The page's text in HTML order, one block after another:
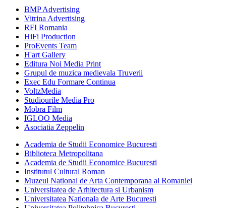
BMP Advertising
Vitrina Advertising
RFI Romania
HiFi Production
ProEvents Team
H'art Gallery
Editura Noi Media Print
Grupul de muzica medievala Truverii
Exec Edu Formare Continua
VoltzMedia
Studiourile Media Pro
Mobra Film
IGLOO Media
Asociatia Zeppelin
Academia de Studii Economice Bucuresti
Biblioteca Metropolitana
Academia de Studii Economice Bucuresti
Institutul Cultural Roman
Muzeul National de Arta Contemporana al Romaniei
Universitatea de Arhitectura si Urbanism
Universitatea Nationala de Arte Bucuresti